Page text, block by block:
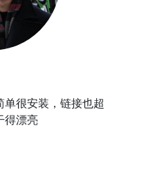
很安装，链接也超
得漂亮